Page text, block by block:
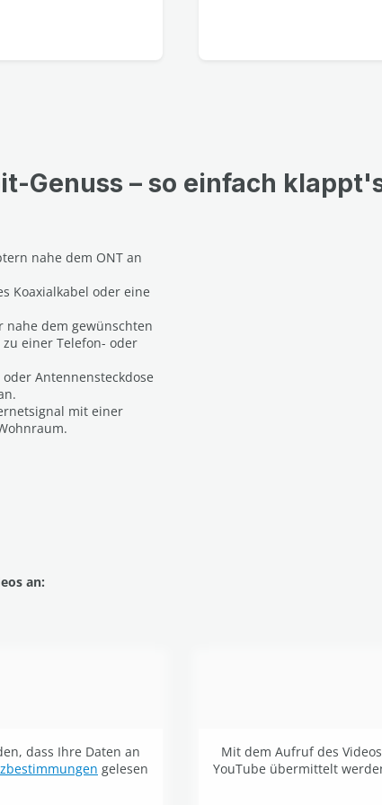
Genuss – so einfach
nahe dem ONT an
Koaxialkabel oder eine
nahe dem gewünschten
einer Telefon- oder
Antennensteckdose
mit einer
an:
dass Ihre Daten an
gelesen
Mit dem Aufruf des
YouTube übermittelt